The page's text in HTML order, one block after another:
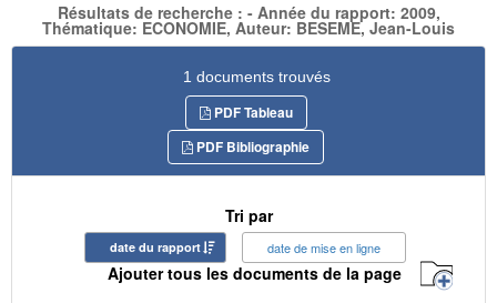
Résultats de recherche : - Année du rapport: 2009,
Thématique: ECONOMIE, Auteur: BESEME, Jean-Louis
1 documents trouvés
PDF Tableau
PDF Bibliographie
Tri par
date du rapport date de mise en ligne
Ajouter tous les documents de la page